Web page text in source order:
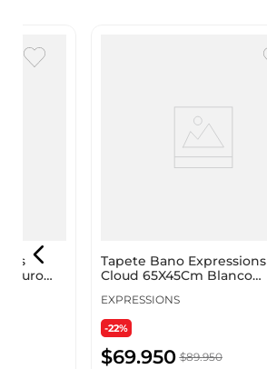
Tapete Bano Expressions
Cloud 65X45Cm Blanco
EXPRESSIONS
-22%
$69.950 $89.950